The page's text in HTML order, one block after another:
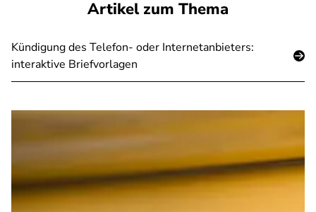
Artikel zum Thema
Kündigung des Telefon- oder Internetanbieters:
interaktive Briefvorlagen